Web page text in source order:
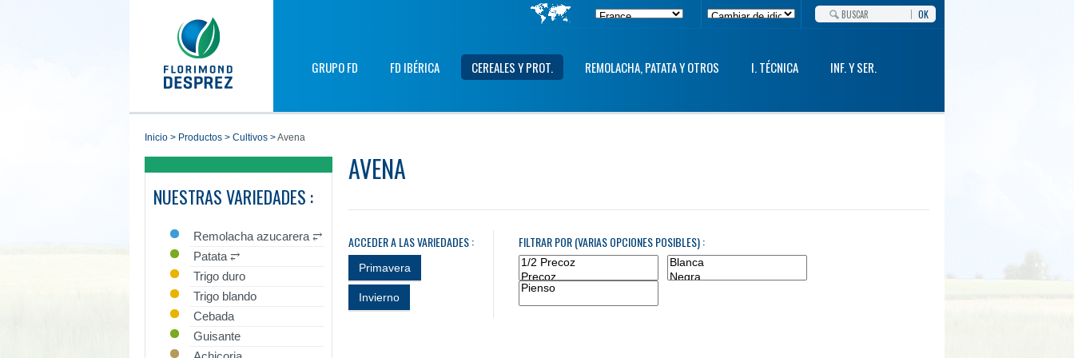
OK
GRUPO FD FD IBÉRICA CEREALES Y PROT. REMOLACHA, PATATA Y OTROS I. TÉCNICA INF. Y SER.
inicio > productos > cultivos >Avena
NUESTRAS VARIEDADES :
Remolacha azucarera ⥂
Patata ⥂
Trigo duro
Trigo blando
Cebada
Guisante
AVENA
ACCEDER A LAS VARIEDADES :
Primavera
Invierno
FILTRAR POR (VARIAS OPCIONES POSIBLES) :